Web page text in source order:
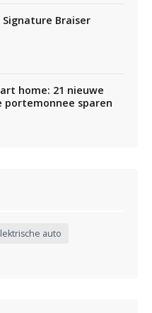
Braiser
home: 21 nieuwe
sparen
auto